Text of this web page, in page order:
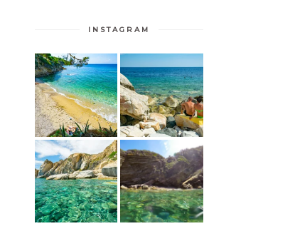
INSTAGRAM